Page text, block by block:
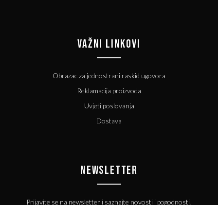
VAŽNI LINKOVI
Obrazac za jednostrani raskid ugovora
Reklamacija proizvoda
Uvjeti poslovanja
Dostava
NEWSLETTER
Prijavite se na newsletter i saznajte novosti i pogodnosti!